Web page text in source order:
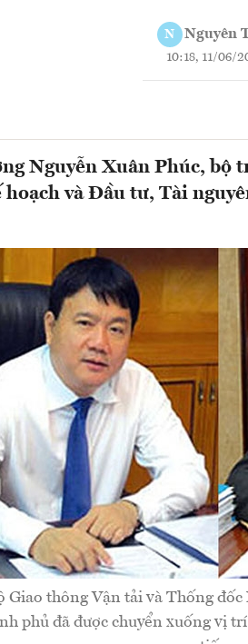
N Nguyên
10:18, 11/06/
Nguyễn Xuân Phúc, bộ
hoạch và Đầu tư, Tài
Giao thông Vận tải và Thống
phủ đã được chuyển xuống vị